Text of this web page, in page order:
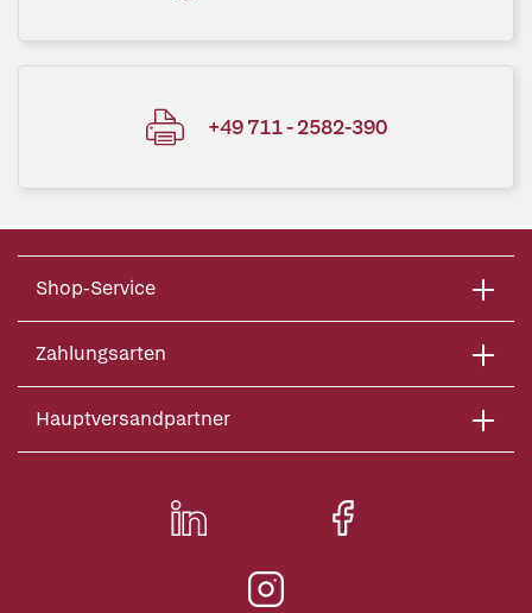
+49 711 - 2582-390
Shop-Service
Zahlungsarten
Hauptversandpartner